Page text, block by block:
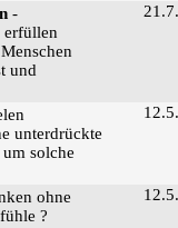
-
erfüllen
und
unterdrückte
solche
ohne
?